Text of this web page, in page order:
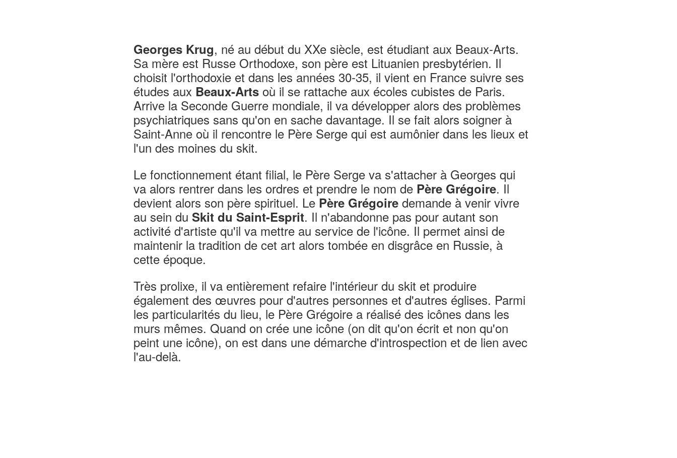
Georges Krug, né au début du XXe siècle, est étudiant aux Beaux-Arts.
Sa mère est Russe Orthodoxe, son père est Lituanien presbytérien. Il
choisit l'orthodoxie et dans les années 30-35, il vient en France suivre ses
études aux Beaux-Arts où il se rattache aux écoles cubistes de Paris.
Arrive la Seconde Guerre mondiale, il va développer alors des problèmes
psychiatriques sans qu'on en sache davantage. Il se fait alors soigner à
Saint-Anne où il rencontre le Père Serge qui est aumônier dans les lieux et
l'un des moines du skit.
Le fonctionnement étant filial, le Père Serge va s'attacher à Georges qui
va alors rentrer dans les ordres et prendre le nom de Père Grégoire. Il
devient alors son père spirituel. LePère Grégoire demande à venir vivre
au sein duSkit du Saint-Esprit. Il n'abandonne pas pour autant son
activité d'artiste qu'il va mettre au service de l'icône. Il permet ainsi de
maintenir la tradition de cet art alors tombée en disgrâce en Russie, à
cette époque.
Très prolixe, il va entièrement refaire l'intérieur du skit et produire
également des œuvres pour d'autres personnes et d'autres églises. Parmi
les particularités du lieu, le Père Grégoire a réalisé des icônes dans les
murs mêmes. Quand on crée une icône (on dit qu'on écrit et non qu'on
peint une icône), on est dans une démarche d'introspection et de lien avec
l'au-delà.